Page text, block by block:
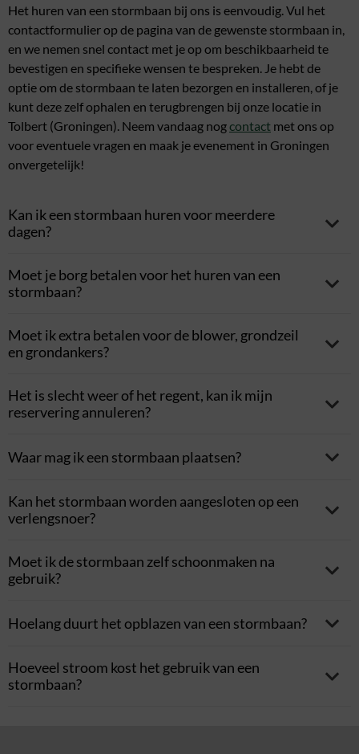
Het huren van een stormbaan bij ons is eenvoudig. Vul het
contactformulier op de pagina van de gewenste stormbaan in,
en we nemen snel contact met je op om beschikbaarheid te
bevestigen en specifieke wensen te bespreken. Je hebt de
optie om de stormbaan te laten bezorgen en installeren, of je
kunt deze zelf ophalen en terugbrengen bij onze locatie in
Tolbert (Groningen). Neem vandaag nogcontact met ons op
voor eventuele vragen en maak je evenement in Groningen
onvergetelijk!
Kan ik een stormbaan huren voor meerdere
dagen?
Moet je borg betalen voor het huren van een
stormbaan?
Moet ik extra betalen voor de blower, grondzeil
en grondankers?
Het is slecht weer of het regent, kan ik mijn
reservering annuleren?
dubbele kruiptunnel
Waar mag ik een stormbaan plaatsen?
Kan het stormbaan worden aangesloten op een
verlengsnoer?
Moet ik de stormbaan zelf schoonmaken na
gebruik?
Hoelang duurt het opblazen van een stormbaan?
Hoeveel stroom kost het gebruik van een
stormbaan?